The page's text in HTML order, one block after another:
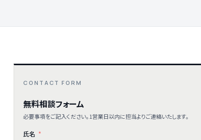
CONTACT FORM
無料相談フォーム
必要事項をご記入ください。1営業日以内に担当よりご連絡いたします。
氏名